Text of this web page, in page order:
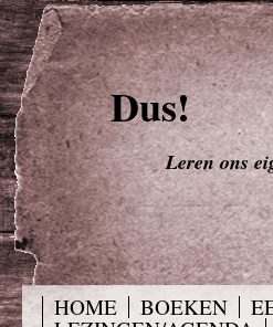
Dus!
Leren ons
HOME BOEKEN